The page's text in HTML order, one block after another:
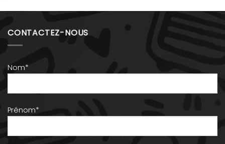
CONTACTEZ-NOUS
Nom*
Prénom*